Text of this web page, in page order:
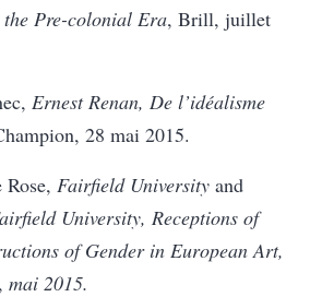
Pre-colonial Era, Brill, juillet
Ernest Renan, De l’idéalisme
28 mai 2015.
Fairfield University and
University, Receptions of
of Gender in European Art,
mai 2015.